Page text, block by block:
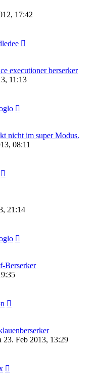
17:42
executioner berserker
11:13
nicht im super Modus.
08:11
21:14
Berserker
23. Feb 2013, 13:29